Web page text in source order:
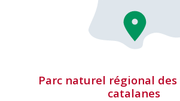
Parc naturel régional des
catalanes